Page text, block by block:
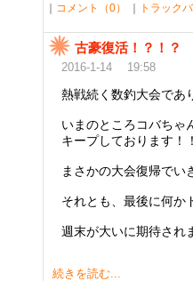
コメント（0） トラック
古豪復活！？！？
2016-1-14 19:58
熱戦続く数釣大会であ
いまのところコバちゃ
キープしております！
まさかの大会復帰でい
それとも、最後に何か
週末が大いに期待され
続きを読む...